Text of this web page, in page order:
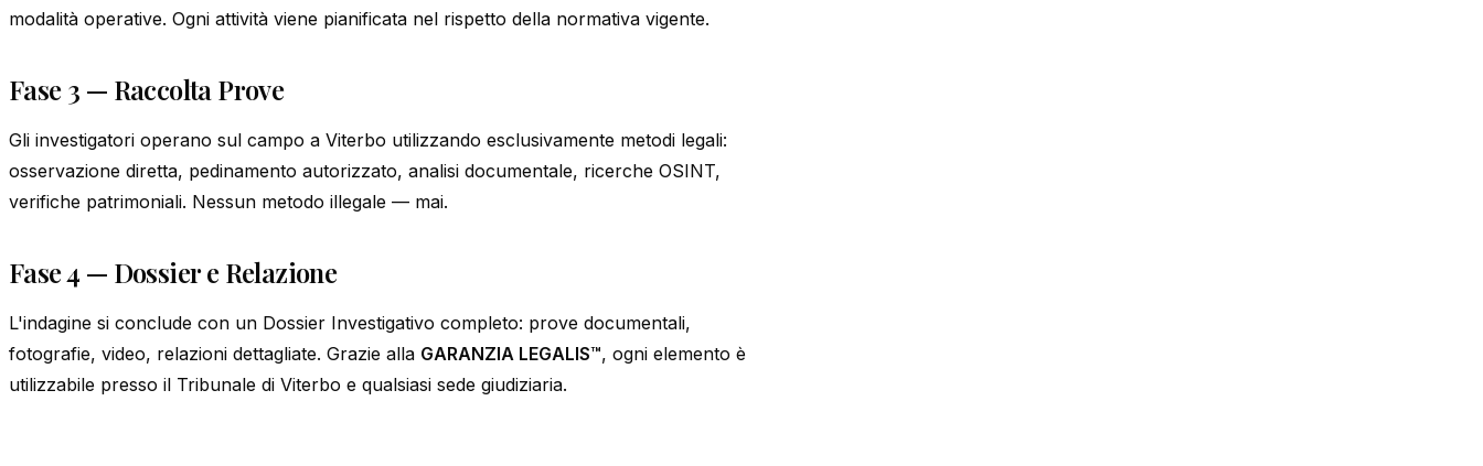
modalità operative. Ogni attività viene pianificata nel rispetto della normativa vigente.
Fase 3 — Raccolta Prove
Gli investigatori operano sul campo a Viterbo utilizzando esclusivamente metodi legali:
osservazione diretta, pedinamento autorizzato, analisi documentale, ricerche OSINT,
verifiche patrimoniali. Nessun metodo illegale — mai.
Fase 4 — Dossier e Relazione
L'indagine si conclude con un Dossier Investigativo completo: prove documentali,
fotografie, video, relazioni dettagliate. Grazie alla GARANZIA LEGALIS™, ogni elemento è
utilizzabile presso il Tribunale di Viterbo e qualsiasi sede giudiziaria.